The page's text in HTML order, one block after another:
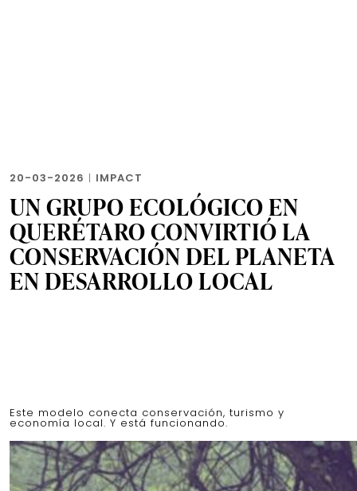
20-03-2026 | IMPACT
UN GRUPO ECOLÓGICO EN
QUERÉTARO CONVIRTIÓ LA
CONSERVACIÓN DEL PLANETA
EN DESARROLLO LOCAL
Este modelo conecta conservación, turismo y
economía local. Y está funcionando.